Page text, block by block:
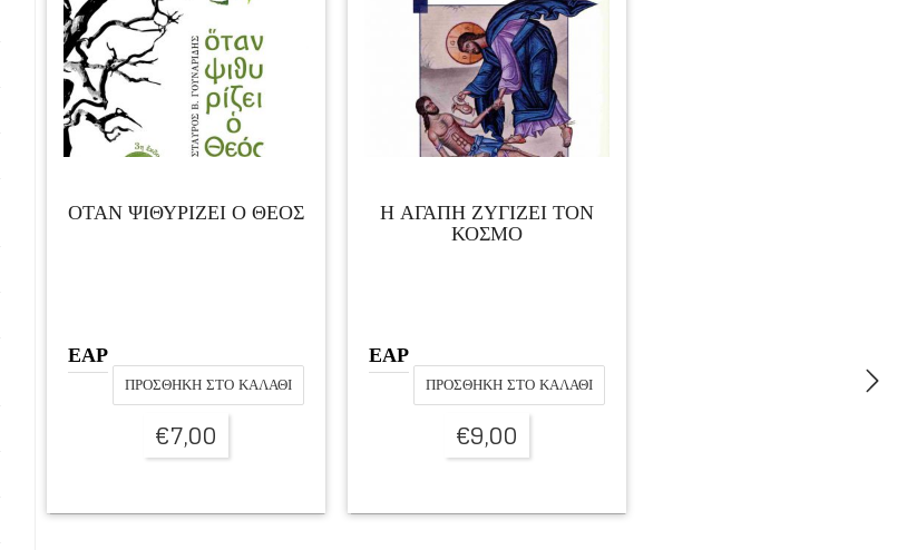
ΟΤΑΝ ΨΙΘΥΡΙΖΕΙ Ο ΘΕΟΣ
ΕΑΡ
ΠΡΟΣΘΉΚΗ ΣΤΟ ΚΑΛΆΘΙ
€7,00
Η ΑΓΑΠΗ ΖΥΓΙΖΕΙ ΤΟΝ
ΚΟΣΜΟ
ΕΑΡ
ΠΡΟΣΘΉΚΗ ΣΤΟ ΚΑΛΆΘΙ
€9,00